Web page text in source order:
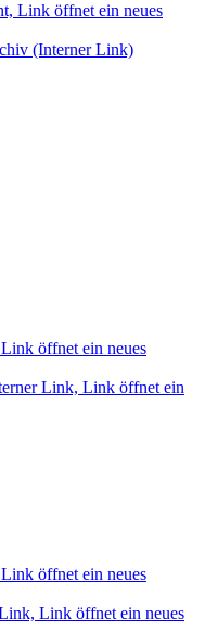
Link öffnet ein neues
(Interner Link)
öffnet ein neues
Link, Link öffnet ein
öffnet ein neues
Link öffnet ein neues